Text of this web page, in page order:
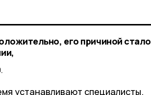
его причиной стало
устанавливают специалисты.